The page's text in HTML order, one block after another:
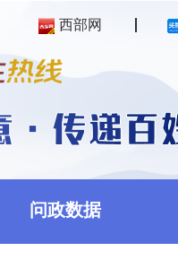
西部网
问政数据